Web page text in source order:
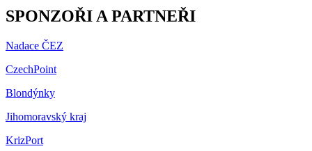
SPONZOŘI A PARTNEŘI
Nadace ČEZ
CzechPoint
Blondýnky
Jihomoravský kraj
KrizPort